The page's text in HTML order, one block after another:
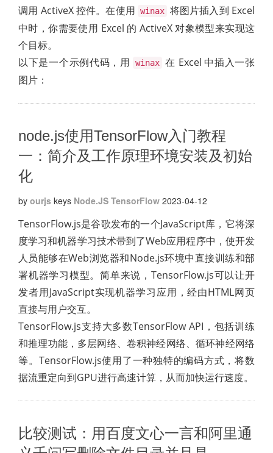
调用 ActiveX 控件。在使用 winax 将图片插入到 Excel
中时，你需要使用 Excel 的 ActiveX 对象模型来实现这
个目标。
以下是一个示例代码，用
winax 在 Excel 中插入一张
图片：
node.js使用TensorFlow入门教程
一：简介及工作原理环境安装及初始
化
by ourjs keys Node.JS TensorFlow 2023-04-12
TensorFlow.js是谷歌发布的一个JavaScript库，它将深
度学习和机器学习技术带到了Web应用程序中，使开发
人员能够在Web浏览器和Node.js环境中直接训练和部
署机器学习模型。简单来说，TensorFlow.js可以让开
发者用JavaScript实现机器学习应用，经由HTML网页
直接与用户交互。
TensorFlow.js支持大多数TensorFlow API，包括训练
和推理功能，多层网络、卷积神经网络、循环神经网络
等。TensorFlow.js使用了一种独特的编码方式，将数
据流重定向到GPU进行高速计算，从而加快运行速度。
比较测试：用百度文心一言和阿里通